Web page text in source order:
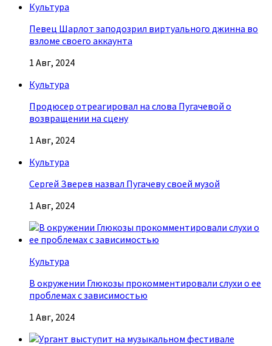
Культура
Певец Шарлот заподозрил виртуального джинна во
взломе своего аккаунта
1 Авг, 2024
Культура
Продюсер отреагировал на слова Пугачевой о
возвращении на сцену
1 Авг, 2024
Культура
Сергей Зверев назвал Пугачеву своей музой
1 Авг, 2024
Культура
В окружении Глюкозы прокомментировали слухи о ее
проблемах с зависимостью
1 Авг, 2024